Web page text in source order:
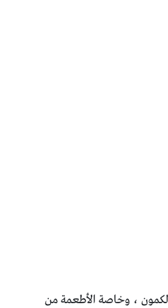
، وخاصة الأطعمة من